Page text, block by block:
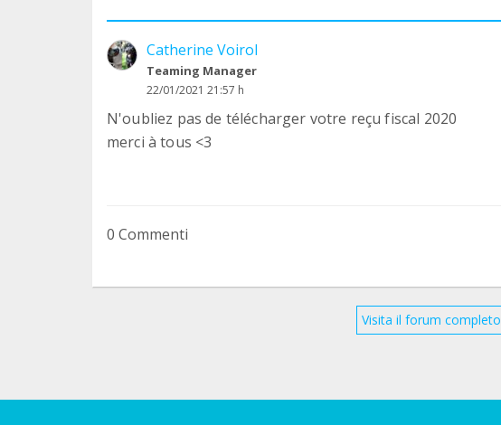
Catherine Voirol
Teaming Manager
22/01/2021 21:57 h
N'oubliez pas de télécharger votre reçu fiscal 2020
merci à tous <3
0 Commenti
Visita il forum completo